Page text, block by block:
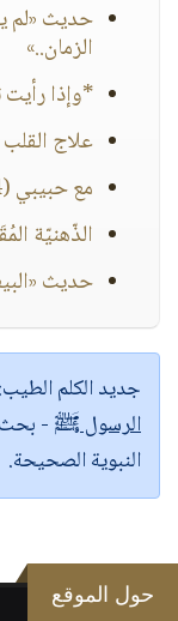
حديث «لم
الزمان..»
*وإذا
علاج
مع حبيبي (4)
الذّهنيّة
حديث
جديد الكلم الطيب:
الرسول ﷺ - بحث
النبوية الصحيحة.
حول الموقع